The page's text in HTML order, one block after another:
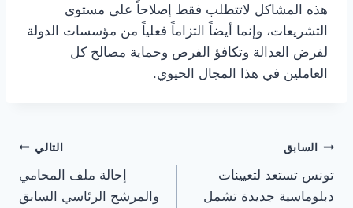
هذه المشاكل لاتتطلب فقط إصلاحاً على مستوى
التشريعات، وإنما أيضاً التزاماً فعلياً من مؤسسات الدولة
لفرض العدالة وتكافؤ الفرص وحماية مصالح كل
العاملين في هذا المجال الحيوي.
تصفّح
المقالات
السابق
تونس تستعد لتعيينات
دبلوماسية جديدة تشمل
التالي
إحالة ملف المحامي
والمرشح الرئاسي السابق